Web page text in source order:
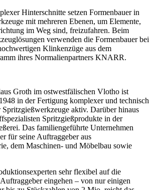
Hinterschnitte setzen Formenbauer in
mit mehreren Ebenen, um Elemente,
im Weg sind, freizufahren. Beim
verwenden die Formenbauer bei
Klinkenzüge aus dem
ihres Normalienpartners KNARR.
Groth im ostwestfälischen Vlotho ist
in der Fertigung komplexer und technisch
aktiv. Darüber hinaus
Spritzgießprodukte in der
Das familiengeführte Unternehmen
für seine Auftraggeber aus
dem Maschinen- und Möbelbau sowie
sehr flexibel auf die
eingehen – von nur einigen